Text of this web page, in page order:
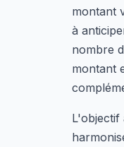
montant
à
nombre
montant
L'objectif